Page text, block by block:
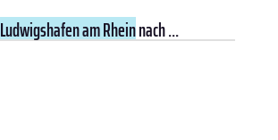
Ludwigshafen am Rheinnach ...